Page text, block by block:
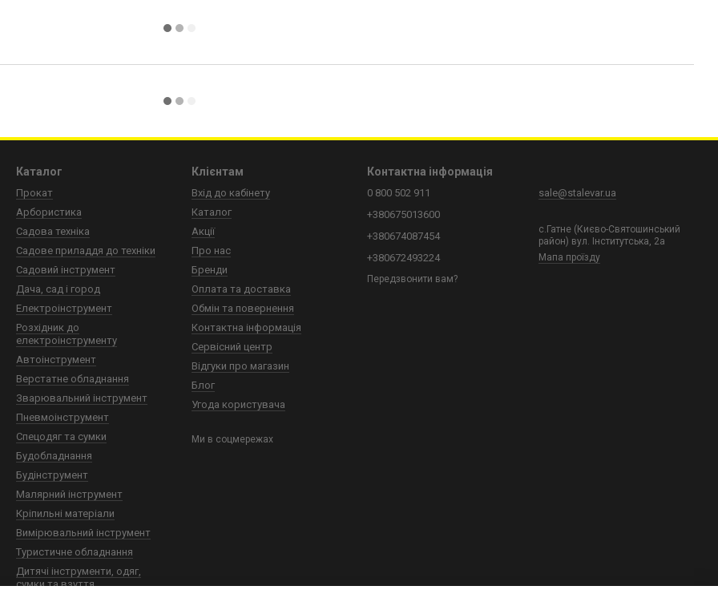
Каталог
Прокат
Арбористика
Садова техніка
Садове приладдя до техніки
Садовий інструмент
Дача, сад і город
Електроінструмент
Розхідник до
електроінструменту
Автоінструмент
Верстатне обладнання
Зварювальний інструмент
Пневмоінструмент
Спецодяг та сумки
Будобладнання
Будінструмент
Малярний інструмент
Кріпильні матеріали
Вимірювальний інструмент
Туристичне обладнання
Дитячі інструменти, одяг,
сумки та взуття
Клієнтам
Вхід до кабінету
Каталог
Акції
Про нас
Бренди
Оплата та доставка
Обмін та повернення
Контактна інформація
Сервісний центр
Відгуки про магазин
Блог
Угода користувача
Ми в соцмережах
Контактна інформація
0 800 502 911
+380675013600
+380674087454
+380672493224
Передзвонити вам?
sale@stalevar.ua
с.Гатне (Києво-Святошинський
район) вул. Інститутська, 2а
Мапа проїзду